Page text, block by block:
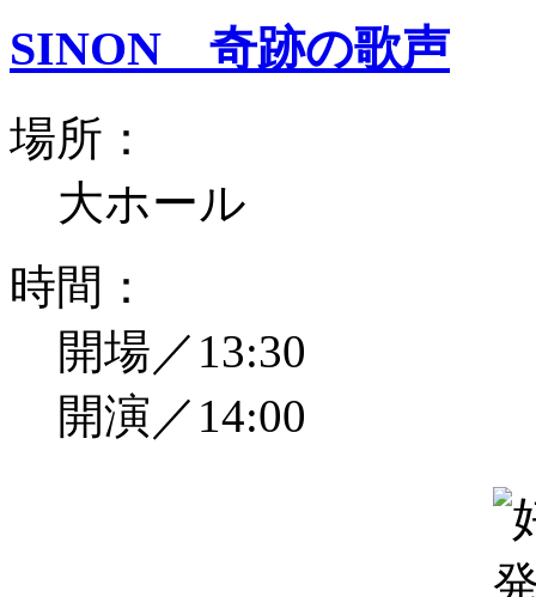
SINON 奇跡の歌声
場所：
大ホール
時間：
開場／13:30
開演／14:00